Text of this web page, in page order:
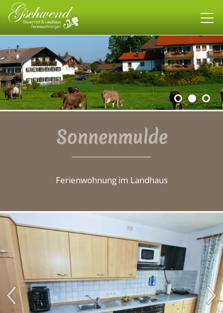
Bauernhof
Landhaus
Gipfelblick
Sonnenmulde
allgäuweit
Impressionen
Kontakt
Sonnenmulde
Ferienwohnung im Landhaus